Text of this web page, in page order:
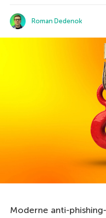
Roman Dedenok
Moderne anti-